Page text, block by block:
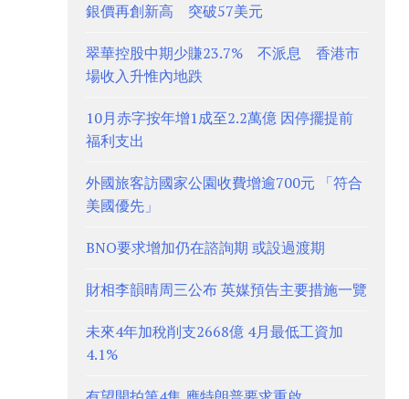
銀價再創新高 突破57美元
翠華控股中期少賺23.7% 不派息 香港市
場收入升惟內地跌
10月赤字按年增1成至2.2萬億 因停擺提前
福利支出
外國旅客訪國家公園收費增逾700元 「符合
美國優先」
BNO要求增加仍在諮詢期 或設過渡期
財相李韻晴周三公布 英媒預告主要措施一覽
未來4年加稅削支2668億 4月最低工資加
4.1%